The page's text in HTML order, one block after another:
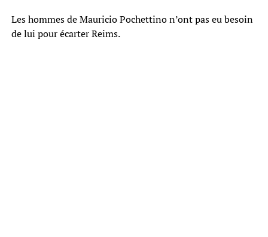
Les hommes de Mauricio Pochettino n’ont pas eu besoin
de lui pour écarter Reims.